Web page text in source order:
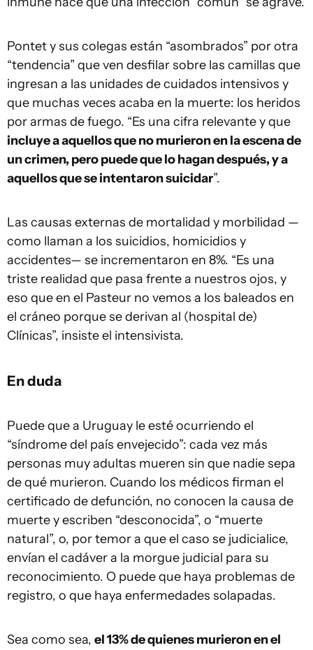
Pontet y sus colegas están “asombrados” por otra
“tendencia” que ven desfilar sobre las camillas que
ingresan a las unidades de cuidados intensivos y
que muchas veces acaba en la muerte: los heridos
por armas de fuego. “Es una cifra relevante y que
incluye a aquellos que no murieron en la escena de
un crimen, pero puede que lo hagan después, y a
aquellos que se intentaron suicidar”.
Las causas externas de mortalidad y morbilidad —
como llaman a los suicidios, homicidios y
accidentes— se incrementaron en 8%. “Es una
triste realidad que pasa frente a nuestros ojos, y
eso que en el Pasteur no vemos a los baleados en
el cráneo porque se derivan al (hospital de)
Clínicas”, insiste el intensivista.
En duda
Puede que a Uruguay le esté ocurriendo el
“síndrome del país envejecido”: cada vez más
personas muy adultas mueren sin que nadie sepa
de qué murieron. Cuando los médicos firman el
certificado de defunción, no conocen la causa de
muerte y escriben “desconocida”, o “muerte
natural”, o, por temor a que el caso se judicialice,
envían el cadáver a la morgue judicial para su
reconocimiento. O puede que haya problemas de
registro, o que haya enfermedades solapadas.
Sea como sea, el 13% de quienes murieron en el